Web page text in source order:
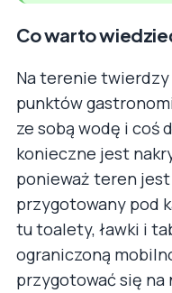
Co warto
Na terenie
punktów
ze sobą wodę i coś
konieczne jest
ponieważ teren
przygotowany pod
tu toalety, ławki i
ograniczoną
przygotować się na